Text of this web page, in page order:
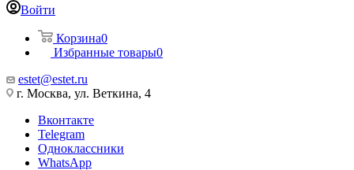
Войти
Корзина0
Избранные товары0
estet@estet.ru
г. Москва, ул. Веткина, 4
Вконтакте
Telegram
Одноклассники
WhatsApp